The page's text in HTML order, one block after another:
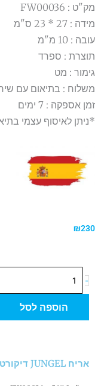
מק"ט : FW00036
מידה : 27 * 23 ס"מ
עובה : 10 מ"מ
תוצרת : ספרד
גימור : מט
משלוח : בתיאום עם
זמן אספקה : 7 ימים
*ניתן לאיסוף עצמי
₪230
-
של
JUNGEL
23*27
הוספה לסל
אריח JUNGEL דיקורטיבי ספרדי משושה 23*27 ס"מ